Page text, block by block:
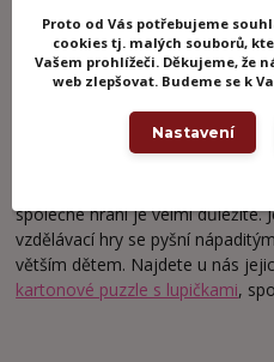
strana
Puzzle Ludattica
společné hraní je velmi důležité.
vzdělávací hry se pyšní
větším dětem. Najdete u nás
kartonové puzzle s lupičkami,
Proto od Vás potřebujeme
cookies tj. malých souborů,
Vašem prohlížeči. Děkujeme, že
web zlepšovat. Budeme se k
Nastavení